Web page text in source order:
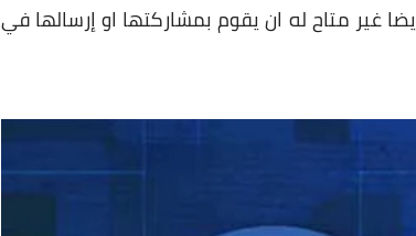
غير متاح له ان يقوم بمشاركتها او إرسالها في